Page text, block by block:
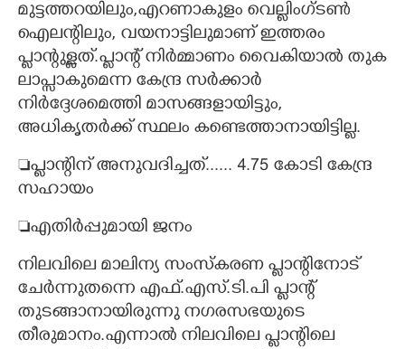
മുട്ടത്തറയിലും,​എറണാകുളം വെല്ലിംഗ്ടൺ
ഐലന്റിലും,​ വയനാട്ടിലുമാണ് ഇത്തരം
പ്ലാന്റുള്ളത്.പ്ലാന്റ് നിർമ്മാണം വൈകിയാൽ തുക
ലാപ്സാകുമെന്ന കേന്ദ്ര സർക്കാർ
നിർദ്ദേശമെത്തി മാസങ്ങളായിട്ടും,​
അധികൃതർക്ക് സ്ഥലം കണ്ടെത്താനായിട്ടില്ല.
പ്ലാന്റിന് അനുവദിച്ചത്...... 4.75 കോടി കേന്ദ്ര
സഹായം
എതിർപ്പുമായി ജനം
നിലവിലെ മാലിന്യ സംസ്കരണ പ്ലാന്റിനോട്
ചേർന്നുതന്നെ എഫ്.എസ്.ടി.പി പ്ലാന്റ്
തുടങ്ങാനായിരുന്നു നഗരസഭയുടെ
തീരുമാനം.എന്നാൽ നിലവിലെ പ്ലാന്റിലെ